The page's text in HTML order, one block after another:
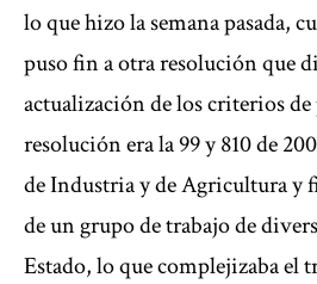
lo que hizo la semana pasada,
puso fin a otra resolución que
actualización de los criterios
resolución era la 99 y 810 de
de Industria y de Agricultura y
de un grupo de trabajo de
Estado, lo que complejizaba el